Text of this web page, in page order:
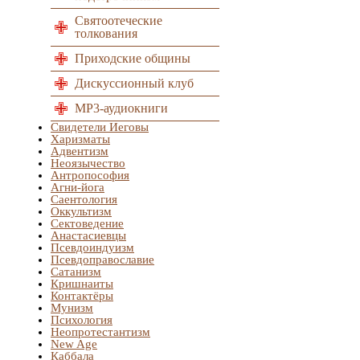
Святоотеческие
толкования
Приходские общины
Дискуссионный клуб
MP3-аудиокниги
Свидетели Иеговы
Харизматы
Адвентизм
Неоязычество
Антропософия
Агни-йога
Саентология
Оккультизм
Сектоведение
Анастасиевцы
Псевдоиндуизм
Псевдоправославие
Сатанизм
Кришнаиты
Контактёры
Мунизм
Психология
Неопротестантизм
New Age
Каббала